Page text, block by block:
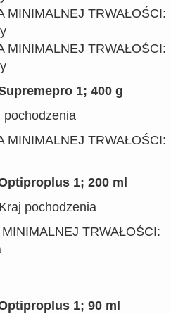
MINIMALNEJ TRWAŁOŚCI:
MINIMALNEJ TRWAŁOŚCI:
1; 400 g
pochodzenia
MINIMALNEJ TRWAŁOŚCI:
1; 200 ml
pochodzenia
TRWAŁOŚCI:
1; 90 ml